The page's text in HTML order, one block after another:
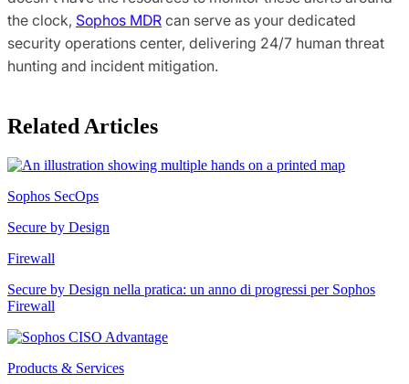
the clock, Sophos MDR can serve as your dedicated
security operations center, delivering 24/7 human threat
hunting and incident mitigation.
Related Articles
Sophos SecOps
Secure by Design
Firewall
Secure by Design nella pratica: un anno di progressi per Sophos
Firewall
Products & Services